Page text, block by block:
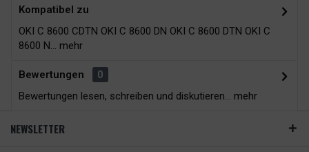
Kompatibel zu
OKI C 8600 CDTN OKI C 8600 DN OKI C 8600 DTN OKI C
8600 N... mehr
Bewertungen
0
Bewertungen lesen, schreiben und diskutieren... mehr
NEWSLETTER